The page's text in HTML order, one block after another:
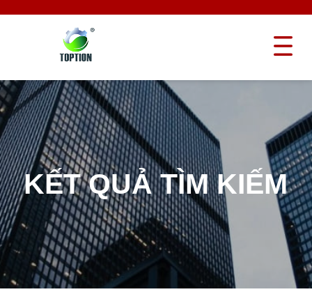
KẾT QUẢ TÌM KIẾM